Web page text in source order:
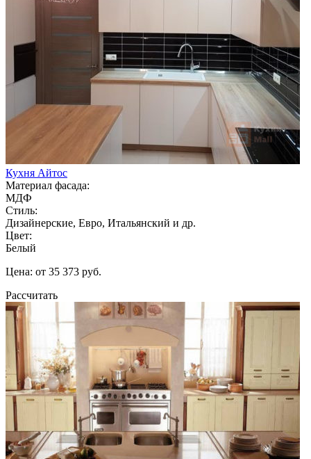
Кухня Айтос
Материал фасада:
МДФ
Стиль:
Дизайнерские, Евро, Итальянский и др.
Цвет:
Белый
Цена: от 35 373 руб.
Рассчитать